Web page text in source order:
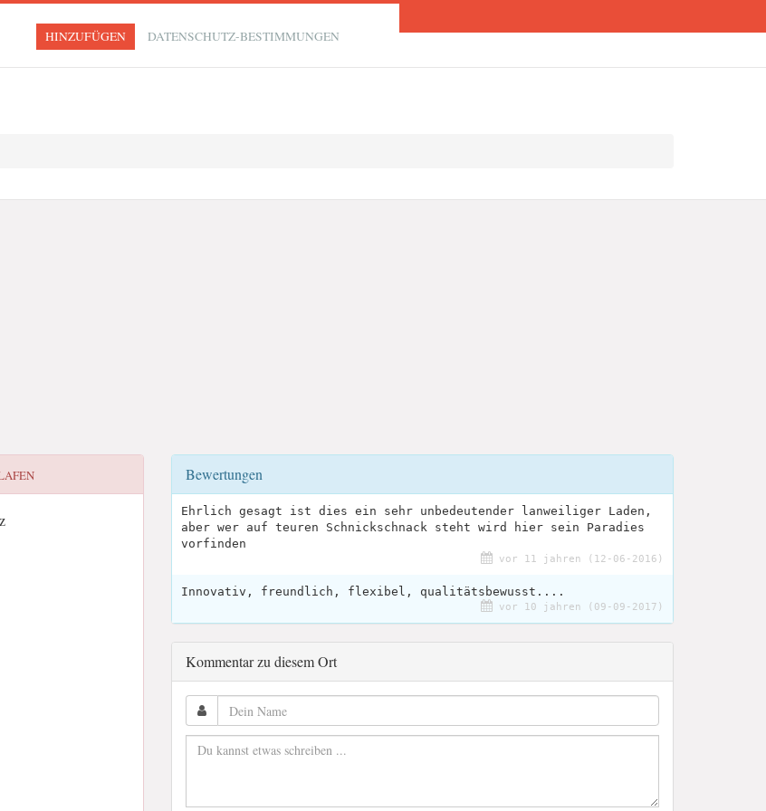
HINZUFÜGEN DATENSCHUTZ-BESTIMMUNGEN
Bewertungen
Ehrlich gesagt ist dies ein sehr unbedeutender lanweiliger Laden,
aber wer auf teuren Schnickschnack steht wird hier sein Paradies
vorfinden
vor 11 jahren (12-06-2016)
Innovativ, freundlich, flexibel, qualitätsbewusst....
vor 10 jahren (09-09-2017)
Kommentar zu diesem Ort